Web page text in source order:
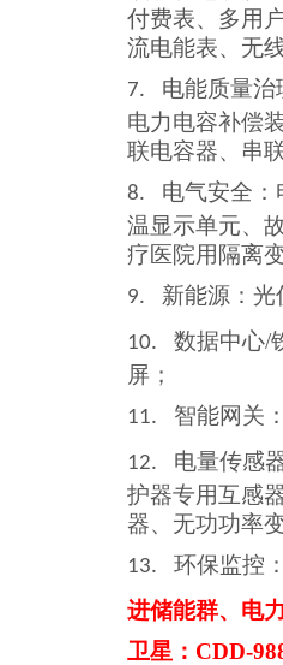
付费表、多用
流电能表、无
7.
电能质量
电力电容补偿
联电容器、串
8.
电气安全
温显示单元、
疗医院用隔离
9. 新能源：
10.
数据中心/
屏；
11. 智能网关
12.
电量传感
护器专用互感
器、无功功率
13.
环保监控
进储能群、电
卫星：CDD-